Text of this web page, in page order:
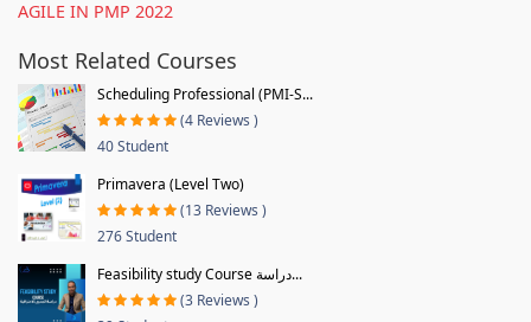
AGILE IN PMP 2022
Most Related Courses
Scheduling Professional (PMI-S...
(4 Reviews )
40 Student
Primavera (Level Two)
(13 Reviews )
276 Student
Feasibility study Course دراسة...
(3 Reviews )